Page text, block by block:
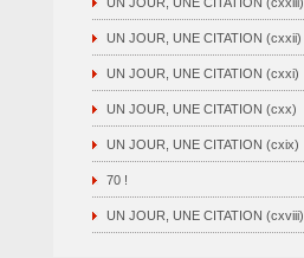
UN JOUR, UNE CITATION (cxxii)
UN JOUR, UNE CITATION (cxxi)
UN JOUR, UNE CITATION (cxx)
UN JOUR, UNE CITATION (cxix)
70 !
UN JOUR, UNE CITATION (cxviii)